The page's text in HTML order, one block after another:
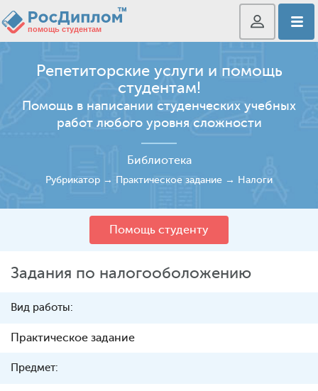
Репетиторские услуги и помощь
студентам!
Помощь в написании студенческих учебных
работ любого уровня сложности
Библиотека
Рубрикатор → Практическое задание → Налоги
Помощь студенту
Задания по налогооболожению
Вид работы:
Практическое задание
Предмет: